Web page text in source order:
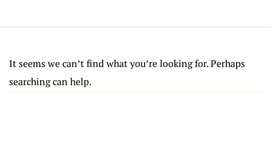
It seems we can’t find what you’re looking for. Perhaps
searching can help.